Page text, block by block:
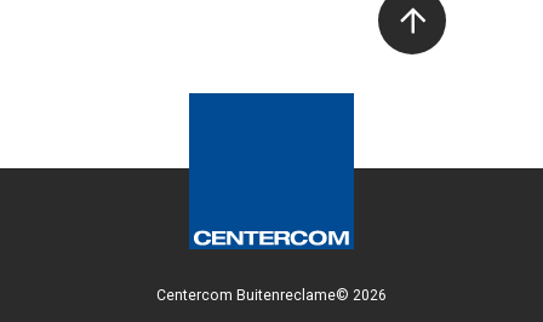
Centercom Buitenreclame© 2026